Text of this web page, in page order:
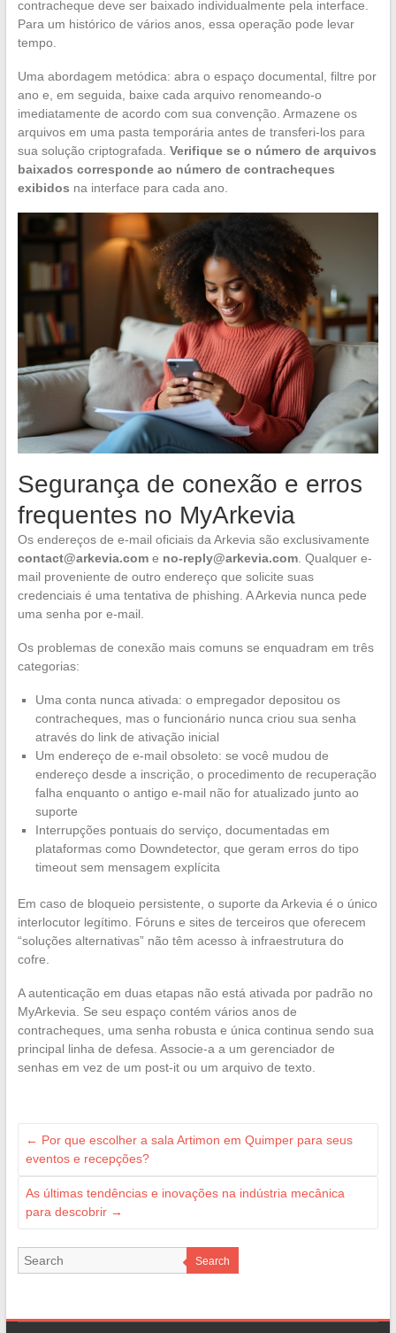
contracheque deve ser baixado individualmente pela interface.
Para um histórico de vários anos, essa operação pode levar
tempo.
Uma abordagem metódica: abra o espaço documental, filtre por
ano e, em seguida, baixe cada arquivo renomeando-o
imediatamente de acordo com sua convenção. Armazene os
arquivos em uma pasta temporária antes de transferi-los para
sua solução criptografada. Verifique se o número de arquivos
baixados corresponde ao número de contracheques
exibidos na interface para cada ano.
Segurança de conexão e erros
frequentes no MyArkevia
Os endereços de e-mail oficiais da Arkevia são exclusivamente
contact@arkevia.come no-reply@arkevia.com. Qualquer e-
mail proveniente de outro endereço que solicite suas
credenciais é uma tentativa de phishing. A Arkevia nunca pede
uma senha por e-mail.
Os problemas de conexão mais comuns se enquadram em três
categorias:
Uma conta nunca ativada: o empregador depositou os
contracheques, mas o funcionário nunca criou sua senha
através do link de ativação inicial
Um endereço de e-mail obsoleto: se você mudou de
endereço desde a inscrição, o procedimento de recuperação
falha enquanto o antigo e-mail não for atualizado junto ao
suporte
Interrupções pontuais do serviço, documentadas em
plataformas como Downdetector, que geram erros do tipo
timeout sem mensagem explícita
Em caso de bloqueio persistente, o suporte da Arkevia é o único
interlocutor legítimo. Fóruns e sites de terceiros que oferecem
“soluções alternativas” não têm acesso à infraestrutura do
cofre.
A autenticação em duas etapas não está ativada por padrão no
MyArkevia. Se seu espaço contém vários anos de
contracheques, uma senha robusta e única continua sendo sua
principal linha de defesa. Associe-a a um gerenciador de
senhas em vez de um post-it ou um arquivo de texto.
← Por que escolher a sala Artimon em Quimper para seus
eventos e recepções?
As últimas tendências e inovações na indústria mecânica
para descobrir →
Search